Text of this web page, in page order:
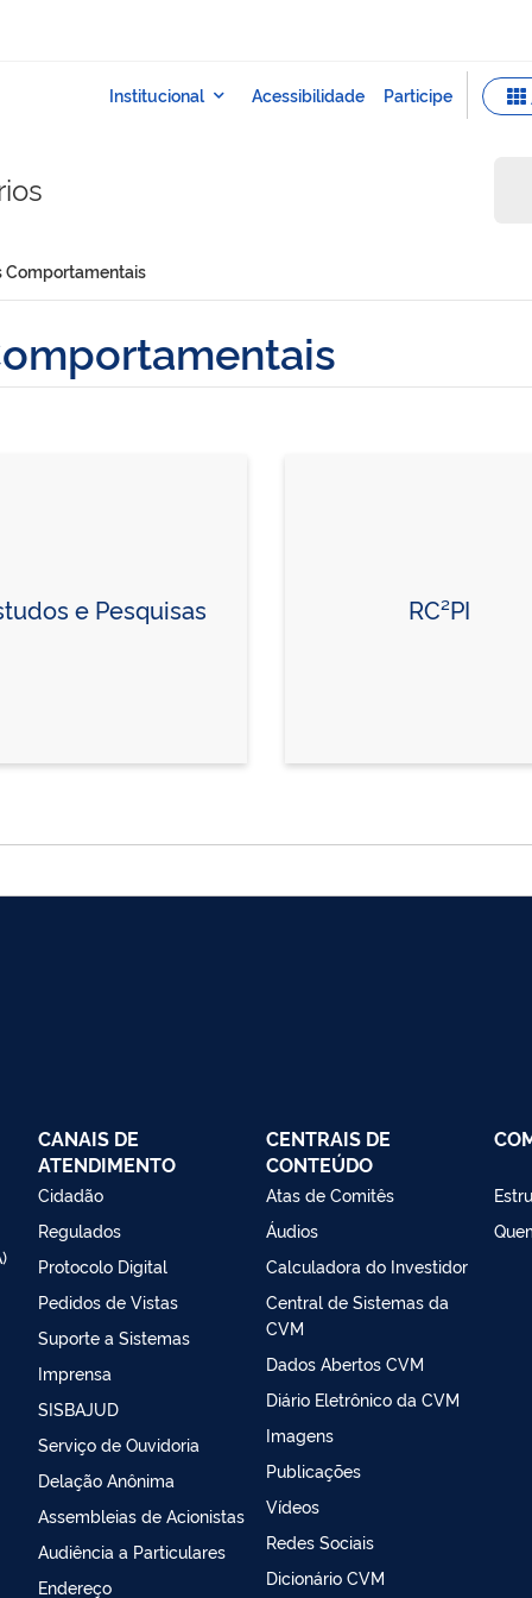
Comportamentais
e Pesquisas RC²PI
CANAIS DE
ATENDIMENTO
Cidadão
Regulados
Protocolo Digital
Pedidos de Vistas
Suporte a Sistemas
Imprensa
SISBAJUD
Serviço de Ouvidoria
Delação Anônima
Assembleias de Acionistas
Audiência a Particulares
Endereço
CENTRAIS DE
CONTEÚDO
Atas de Comitês
Áudios
Calculadora do Investidor
Central de Sistemas da
CVM
Dados Abertos CVM
Diário Eletrônico da CVM
Imagens
Publicações
Vídeos
Redes Sociais
Dicionário CVM